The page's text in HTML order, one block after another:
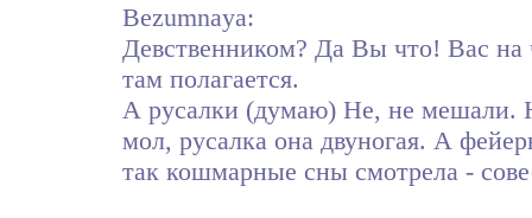
Bezumnaya:
Девственником? Да Вы что! Вас на
там полагается.
А русалки (думаю) Не, не мешали.
мол, русалка она двуногая. А
так кошмарные сны смотрела -